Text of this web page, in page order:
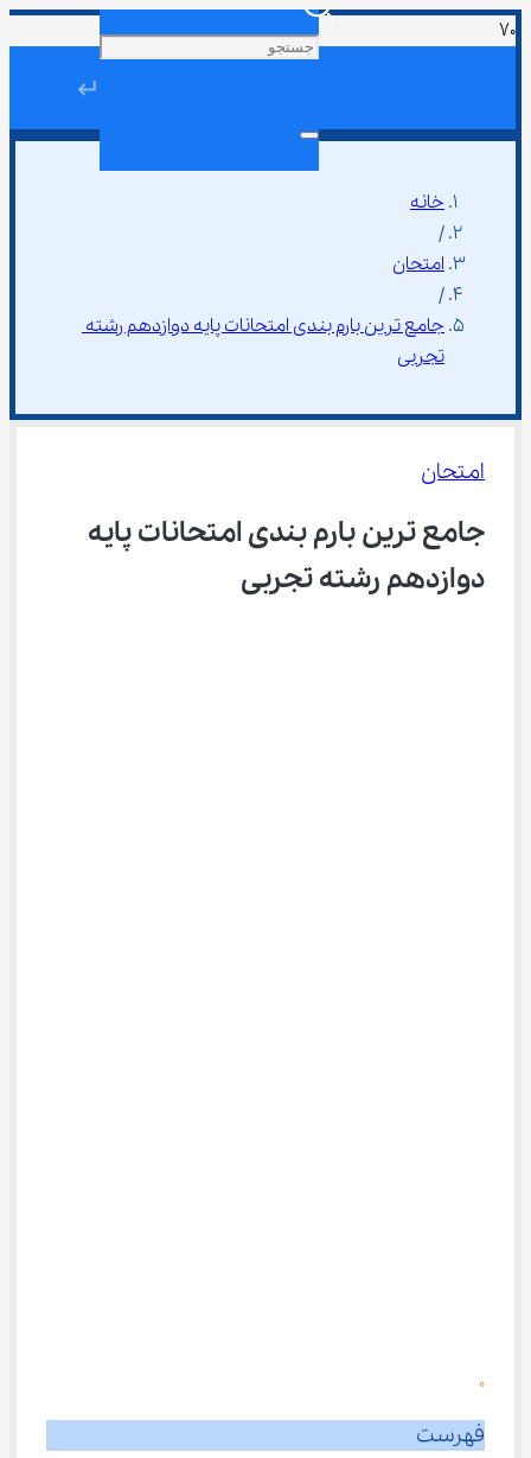
↵
خانه
/
امتحان
/
جامع ترین بارم بندی امتحانات پایه دوازدهم رشته
تجربی
امتحان
جامع ترین بارم بندی امتحانات پایه
دوازدهم رشته تجربی
0
فهرست